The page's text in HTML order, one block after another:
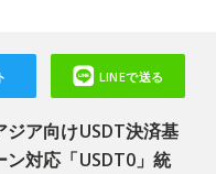
ジア向けUSDT決済基
対応「USDT0」統
LINEで送る